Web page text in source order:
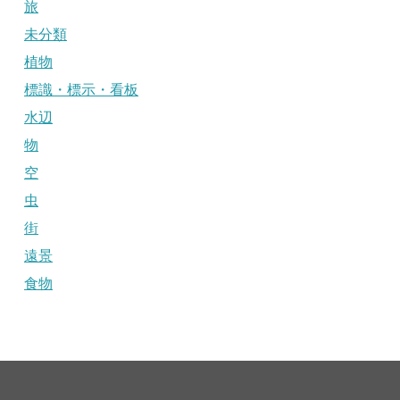
旅
未分類
植物
標識・標示・看板
水辺
物
空
虫
街
遠景
食物